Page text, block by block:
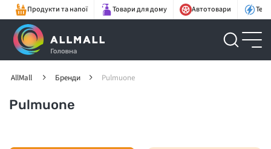
Продукти та напої Товари для дому Автотовари
AllMall Бренди Pulmuone
Pulmuone